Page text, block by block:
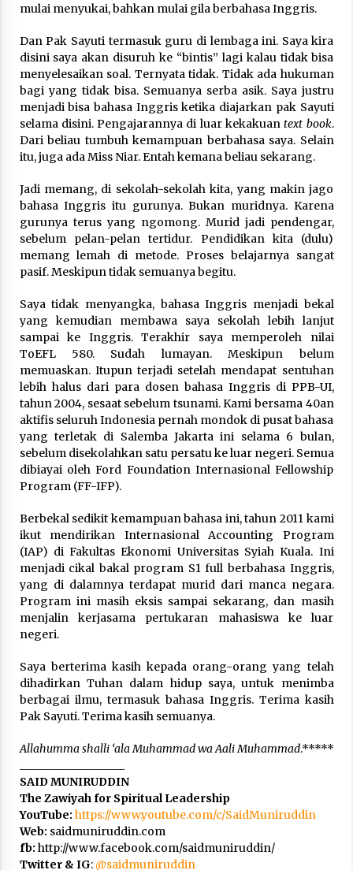
mulai menyukai, bahkan mulai gila berbahasa Inggris.
Dan Pak Sayuti termasuk guru di lembaga ini. Saya kira
disini saya akan disuruh ke “bintis” lagi kalau tidak bisa
menyelesaikan soal. Ternyata tidak. Tidak ada hukuman
bagi yang tidak bisa. Semuanya serba asik. Saya justru
menjadi bisa bahasa Inggris ketika diajarkan pak Sayuti
selama disini. Pengajarannya di luar kekakuantext book.
Dari beliau tumbuh kemampuan berbahasa saya. Selain
itu, juga ada Miss Niar. Entah kemana beliau sekarang.
Jadi memang, di sekolah-sekolah kita, yang makin jago
bahasa Inggris itu gurunya. Bukan muridnya. Karena
gurunya terus yang ngomong. Murid jadi pendengar,
sebelum pelan-pelan tertidur. Pendidikan kita (dulu)
memang lemah di metode. Proses belajarnya sangat
pasif. Meskipun tidak semuanya begitu.
Saya tidak menyangka, bahasa Inggris menjadi bekal
yang kemudian membawa saya sekolah lebih lanjut
sampai ke Inggris. Terakhir saya memperoleh nilai
ToEFL 580. Sudah lumayan. Meskipun belum
memuaskan. Itupun terjadi setelah mendapat sentuhan
lebih halus dari para dosen bahasa Inggris di PPB-UI,
tahun 2004, sesaat sebelum tsunami. Kami bersama 40an
aktifis seluruh Indonesia pernah mondok di pusat bahasa
yang terletak di Salemba Jakarta ini selama 6 bulan,
sebelum disekolahkan satu persatu ke luar negeri. Semua
dibiayai oleh Ford Foundation Internasional Fellowship
Program (FF-IFP).
Berbekal sedikit kemampuan bahasa ini, tahun 2011 kami
ikut mendirikan Internasional Accounting Program
(IAP) di Fakultas Ekonomi Universitas Syiah Kuala. Ini
menjadi cikal bakal program S1 full berbahasa Inggris,
yang di dalamnya terdapat murid dari manca negara.
Program ini masih eksis sampai sekarang, dan masih
menjalin kerjasama pertukaran mahasiswa ke luar
negeri.
Saya berterima kasih kepada orang-orang yang telah
dihadirkan Tuhan dalam hidup saya, untuk menimba
berbagai ilmu, termasuk bahasa Inggris. Terima kasih
Pak Sayuti. Terima kasih semuanya.
Allahumma shalli ‘ala Muhammad wa Aali Muhammad.*****
SAID MUNIRUDDIN
The Zawiyah for Spiritual Leadership
YouTube: https://www.youtube.com/c/SaidMuniruddin
Web: saidmuniruddin.com
fb: http://www.facebook.com/saidmuniruddin/
Twitter & IG: @saidmuniruddin